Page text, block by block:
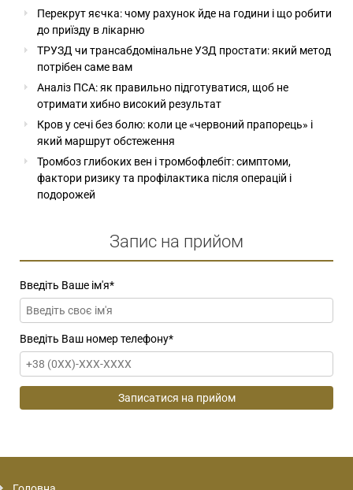
Перекрут яєчка: чому рахунок йде на години і що робити
до приїзду в лікарню
ТРУЗД чи трансабдомінальне УЗД простати: який метод
потрібен саме вам
Аналіз ПСА: як правильно підготуватися, щоб не
отримати хибно високий результат
Кров у сечі без болю: коли це «червоний прапорець» і
який маршрут обстеження
Тромбоз глибоких вен і тромбофлебіт: симптоми,
фактори ризику та профілактика після операцій і
подорожей
Запис на прийом
Введіть Ваше ім'я*
Введіть Ваш номер телефону*